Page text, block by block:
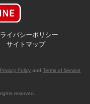
イバシーポリシー
サイトマップ
Privacy Policy and Terms of Service
reserved.